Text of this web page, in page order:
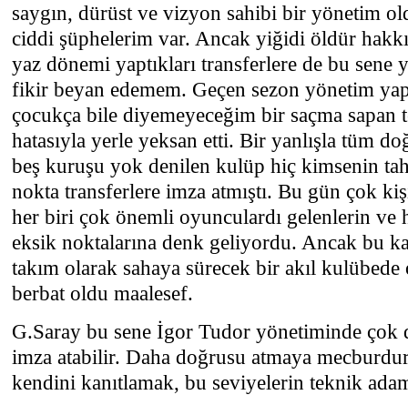
saygın, dürüst ve vizyon sahibi bir yönetim
ciddi şüphelerim var. Ancak yiğidi öldür
yaz dönemi yaptıkları transferlere de bu sene
fikir beyan edemem. Geçen sezon yönetim
çocukça bile diyemeyeceğim bir saçma sapan
hatasıyla yerle yeksan etti. Bir yanlışla tüm
beş kuruşu yok denilen kulüp hiç kimsenin
nokta transferlere imza atmıştı. Bu gün çok
her biri çok önemli oyunculardı gelenlerin ve
eksik noktalarına denk geliyordu. Ancak bu
takım olarak sahaya sürecek bir akıl kulübede
berbat oldu maalesef.
G.Saray bu sene İgor Tudor yönetiminde çok
imza atabilir. Daha doğrusu atmaya
kendini kanıtlamak, bu seviyelerin teknik